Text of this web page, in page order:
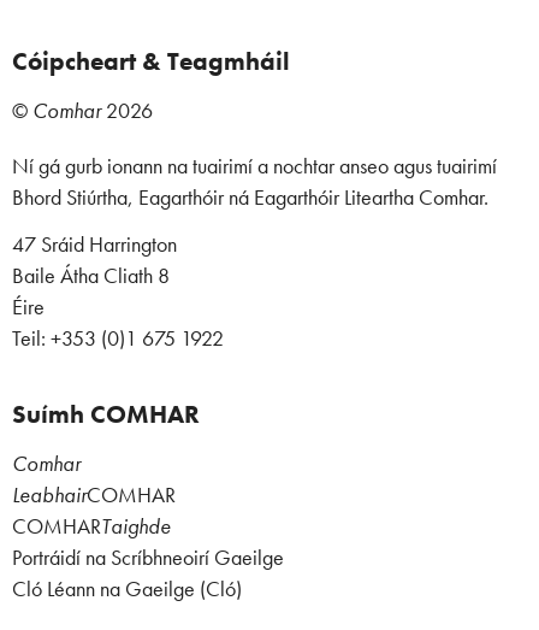
Cóipcheart & Teagmháil
© Comhar2026
Ní gá gurb ionann na tuairimí a nochtar anseo agus tuairimí
Bhord Stiúrtha, Eagarthóir ná Eagarthóir Liteartha Comhar.
47 Sráid Harrington
Baile Átha Cliath 8
Éire
Teil: +353 (0)1 675 1922
Suímh COMHAR
Comhar
LeabhairCOMHAR
COMHARTaighde
Portráidí na Scríbhneoirí Gaeilge
Cló Léann na Gaeilge (Cló)